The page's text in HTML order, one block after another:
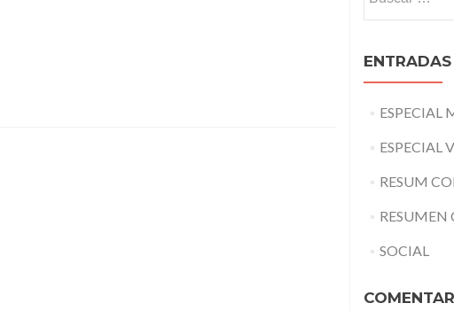
ESPECIAL
ESPECIAL
RESUM
SOCIAL